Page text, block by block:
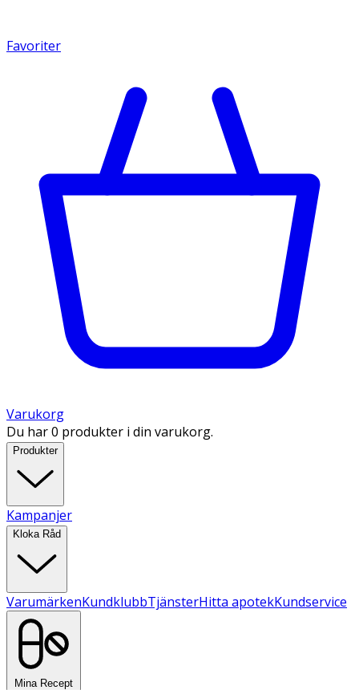
Favoriter
Varukorg
Du har 0 produkter i din varukorg.
Produkter
Kampanjer
Kloka Råd
VarumärkenKundklubbTjänsterHitta apotekKundservice
Mina Recept